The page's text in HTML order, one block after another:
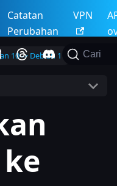
Catatan
Perubahan
VPN
Cari
10 -> Debian 11